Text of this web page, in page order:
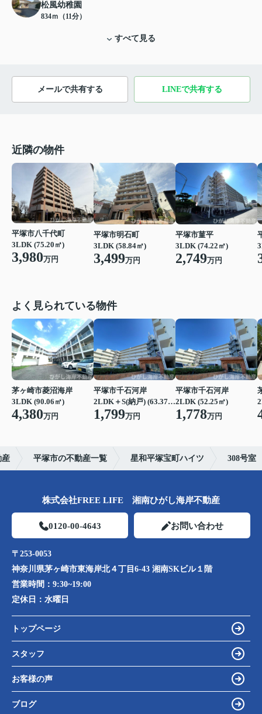
松風幼稚園
834ｍ（11分）
すべて見る
メールで共有する LINEで共有する
近隣の物件
平塚市八千代町
3LDK (75.20㎡)
3,980万円
平塚市明石町
3LDK (58.84㎡)
3,499万円
平塚市菫平
3LDK (74.22㎡)
2,749万円
よく見られている物件
茅ヶ崎市菱沼海岸
3LDK (90.06㎡)
4,380万円
平塚市千石河岸
2LDK＋S(納戸) (63.37㎡)
1,799万円
平塚市千石河岸
2LDK (52.25㎡)
1,778万円
産 平塚市の不動産一覧 星和平塚宝町ハイツ 308号室
株式会社FREE LIFE 湘南ひがし海岸不動産
0120-00-4643 お問い合わせ
〒253-0053
神奈川県茅ヶ崎市東海岸北４丁目6-43 湘南SKビル１階
営業時間： 9:30~19:00
定休日： 水曜日
トップページ
スタッフ
お客様の声
ブログ